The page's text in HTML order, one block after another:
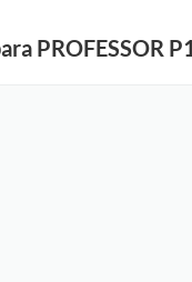
PROFESSOR